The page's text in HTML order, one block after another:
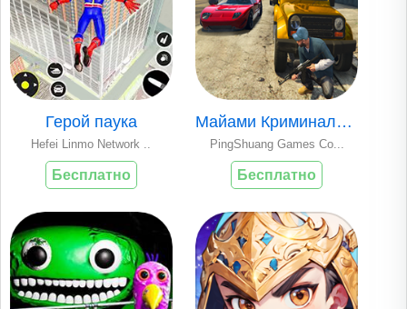
Герой паука
Hefei Linmo Network ..
Бесплатно
Майами Криминальны..
PingShuang Games Co...
Бесплатно